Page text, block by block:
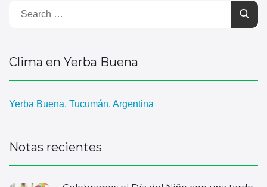
Clima en Yerba Buena
Yerba Buena, Tucumán, Argentina
Notas recientes